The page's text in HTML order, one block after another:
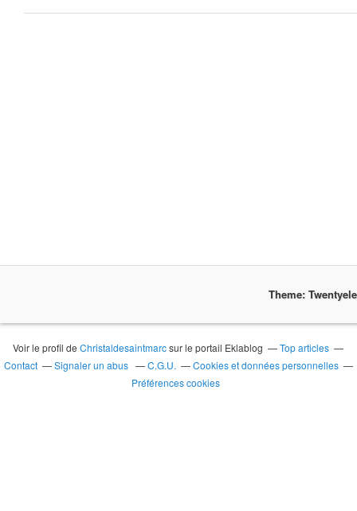
Theme:
Voir le profil deChristaldesaintmarcsur le portail Eklablog
Top articles
Contact
Signaler un abus C.G.U.
Cookies et données personnelles
Préférences cookies